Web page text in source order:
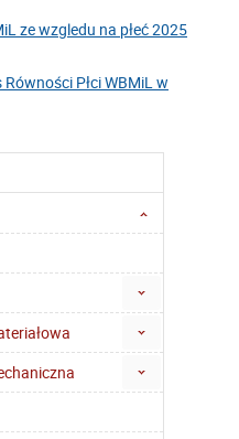
ze wzgledu na płeć 2025
Płci WBMiL w